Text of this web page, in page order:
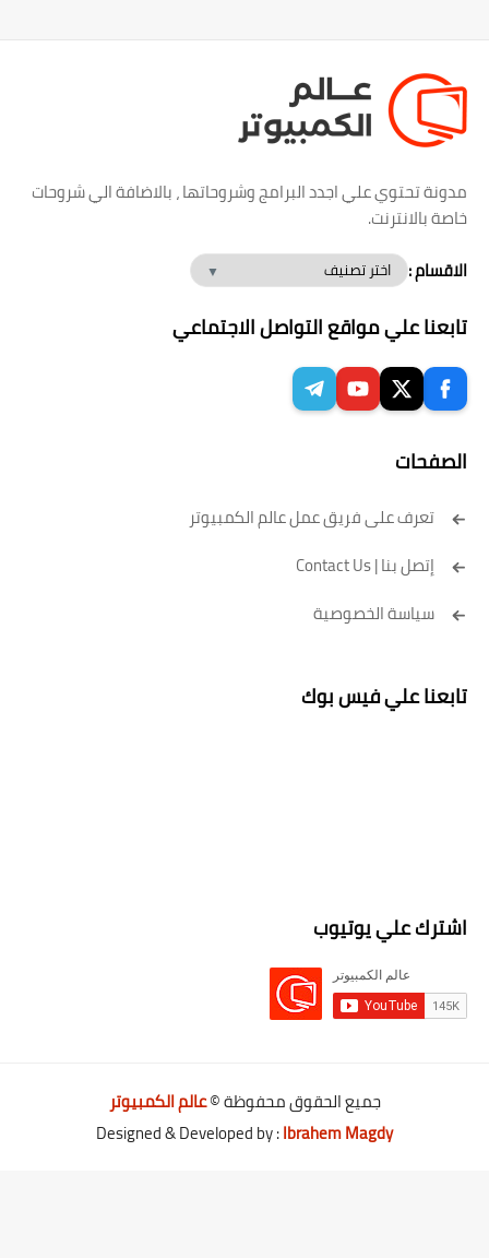
مدونة تحتوي علي اجدد البرامج وشروحاتها ، بالاضافة الي شروحات
خاصة بالانترنت.
الاقسام :
تابعنا علي مواقع التواصل الاجتماعي
الصفحات
تعرف على فريق عمل عالم الكمبيوتر
إتصل بنا | Contact Us
سياسة الخصوصية
تابعنا علي فيس بوك
اشترك علي يوتيوب
جميع الحقوق محفوظة ©عالم الكمبيوتر
Designed & Developed by :Ibrahem Magdy